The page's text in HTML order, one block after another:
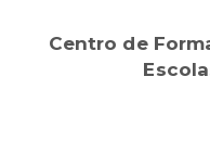
Centro de